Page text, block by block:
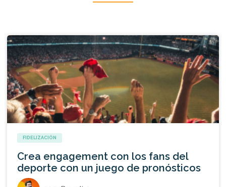
FIDELIZACIÓN
Crea engagement con los fans del
deporte con un juego de pronósticos